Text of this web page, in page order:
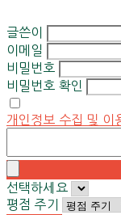
글쓴이
이메일
비밀번호
비밀번호 확인
개인정보 수집 및 이
선택하세요
평점 주기